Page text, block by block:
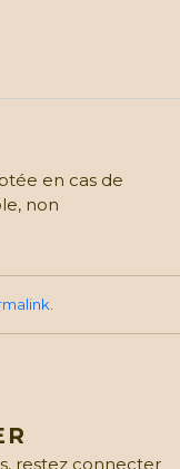
en cas de
non
restez connecter